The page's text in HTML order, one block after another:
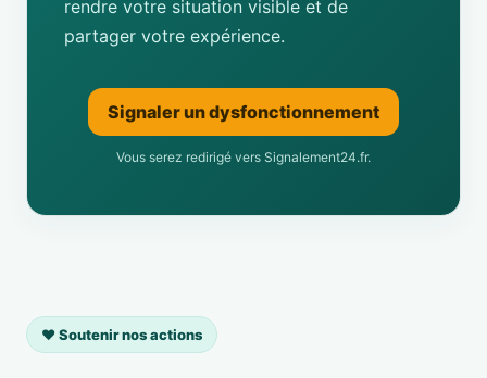
rendre votre situation visible et de
partager votre expérience.
Signaler un dysfonctionnement
Vous serez redirigé vers Signalement24.fr.
❤️ Soutenir nos actions